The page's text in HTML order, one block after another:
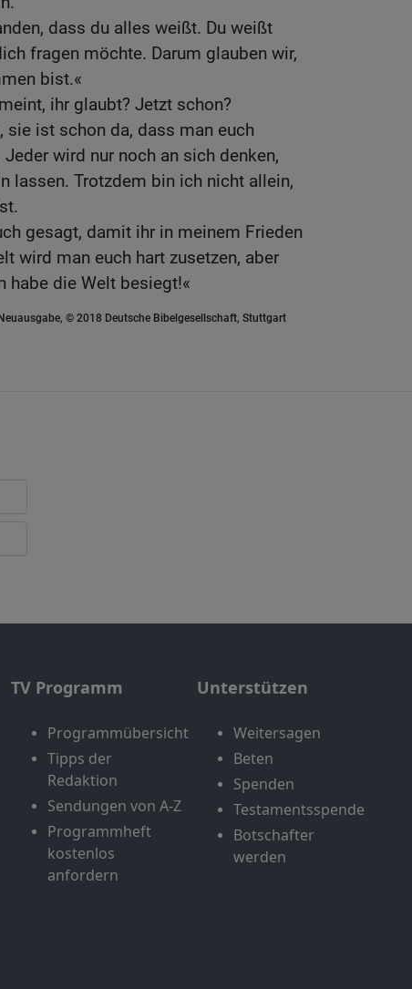
dass du alles weißt. Du weißt
fragen möchte. Darum glauben wir,
bist.«
ihr glaubt? Jetzt schon?
sie ist schon da, dass man euch
wird nur noch an sich denken,
lassen. Trotzdem bin ich nicht allein,
gesagt, damit ihr in meinem Frieden
wird man euch hart zusetzen, aber
habe die Welt besiegt!«
© 2018 Deutsche Bibelgesellschaft, Stuttgart
TV Programm
Programmübersicht
Tipps der
Redaktion
Sendungen von A-Z
Programmheft
kostenlos
anfordern
Unterstützen
Weitersagen
Beten
Spenden
Testamentsspende
Botschafter
werden